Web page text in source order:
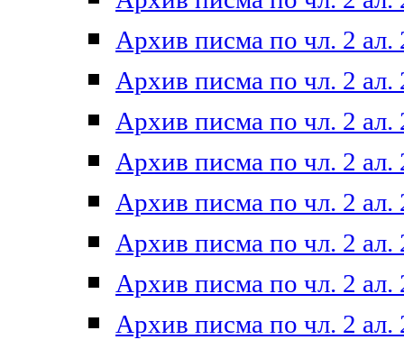
Архив писма по чл. 2 ал.
Архив писма по чл. 2 ал.
Архив писма по чл. 2 ал.
Архив писма по чл. 2 ал.
Архив писма по чл. 2 ал.
Архив писма по чл. 2 ал.
Архив писма по чл. 2 ал.
Архив писма по чл. 2 ал.